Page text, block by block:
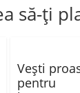
să-ți
Vești
pentru